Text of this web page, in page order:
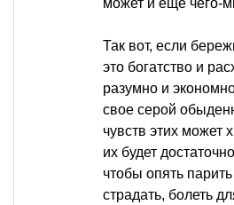
может и еще чего-
Так вот, если
это богатство и
разумно и
свое серой
чувств этих может
их будет
чтобы опять
страдать, болеть